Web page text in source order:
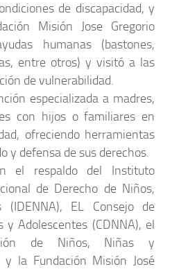
de discapacidad, y
Misión Jose Gregorio
humanas (bastones,
entre otros) y visitó a las
de vulnerabilidad.
especializada a madres,
con hijos o familiares en
ofreciendo herramientas
y defensa de sus derechos.
el respaldo del Instituto
de Derecho de Niños,
(IDENNA), EL Consejo de
y Adolescentes (CDNNA), el
de Niños, Niñas y
y la Fundación Misión José